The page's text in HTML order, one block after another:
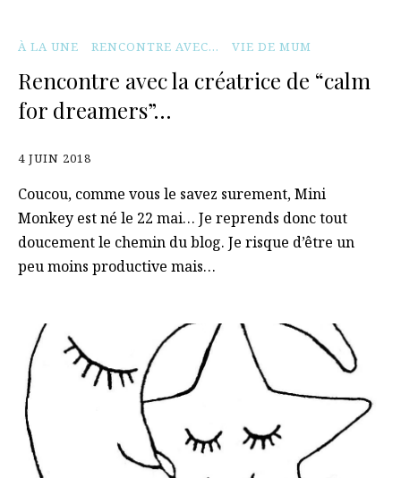
À LA UNE RENCONTRE AVEC... VIE DE MUM
Rencontre avec la créatrice de “calm
for dreamers”…
4 JUIN 2018
Coucou, comme vous le savez surement, Mini
Monkey est né le 22 mai… Je reprends donc tout
doucement le chemin du blog. Je risque d’être un
peu moins productive mais…